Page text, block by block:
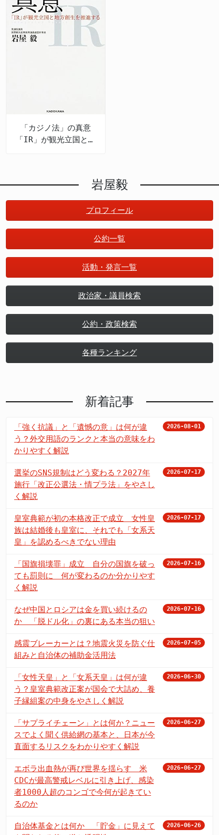
「カジノ法」の真意
「IR」が観光立国と地
岩屋毅
プロフィール
公約一覧
活動・発言一覧
政治家・議員検索
公約・政策検索
各種ランキング
新着記事
「強く抗議」と「遺憾の意」は何が違
う？外交用語のランクと本当の意味をわ
かりやすく解説
2026-08-01
選挙のSNS規制はどう変わる？2027年
施行「改正公選法・情プラ法」をやさし
く解説
2026-07-17
皇室典範が初の本格改正で成立 女性皇
族は結婚後も皇室に、それでも「女系天
皇」を認めるべきでない理由
2026-07-17
「国旗損壊罪」成立 自分の国旗を破っ
ても罰則に 何が変わるのか分かりやす
く解説
2026-07-16
なぜ中国とロシアは金を買い続けるの
か 「脱ドル化」の裏にある本当の狙い
2026-07-16
感震ブレーカーとは？地震火災を防ぐ仕
組みと自治体の補助金活用法
2026-07-05
「女性天皇」と「女系天皇」は何が違
う？皇室典範改正案が国会で大詰め、養
子縁組案の中身をやさしく解説
2026-06-30
「サプライチェーン」とは何か？ニュー
スでよく聞く供給網の基本と、日本が今
直面するリスクをわかりやすく解説
2026-06-27
エボラ出血熱が再び世界を揺らす 米
CDCが最高警戒レベルに引き上げ、感染
者1000人超のコンゴで今何が起きてい
るのか
2026-06-27
自治体基金とは何か 「貯金」に見えて
2026-06-26